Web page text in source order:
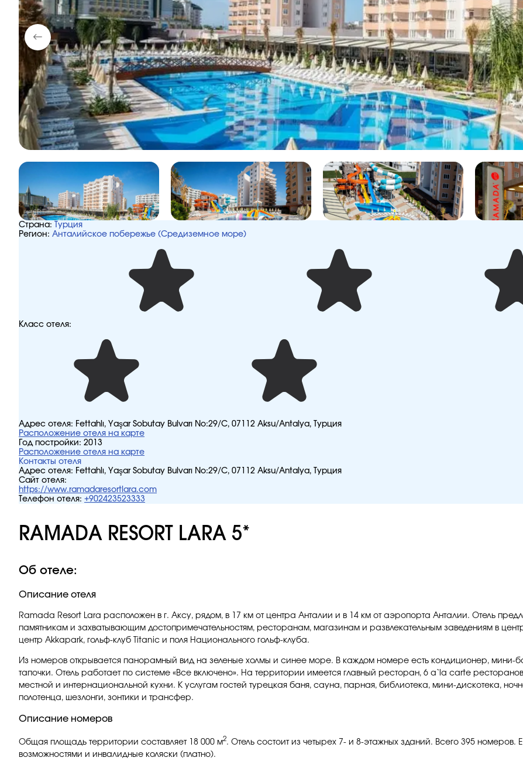
Страна:
Турция
Регион: Анталийское побережье (Средиземное море)
Класс отеля:
Адрес отеля: Fettahlı, Yaşar Sobutay Bulvarı No:29/C, 07112 Aksu/Antalya, Турция
Расположение отеля на карте
Год постройки: 2013
Расположение отеля на карте
Контакты отеля
Адрес отеля: Fettahlı, Yaşar Sobutay Bulvarı No:29/C, 07112 Aksu/Antalya, Турция
Сайт отеля:
https://www.ramadaresortlara.com
Телефон отеля: +902423523333
RAMADA RESORT LARA 5*
Об отеле:
Описание отеля
Ramada Resort Lara расположен в г. Аксу, рядом, в 17 км от центра Анталии и в 14 км от аэропорта Анталии. Отель
памятникам и захватывающим достопримечательностям, ресторанам, магазинам и развлекательным заведениям в
центр Akkapark, гольф-клуб Titanic и поля Национального гольф-клуба.
Из номеров открывается панорамный вид на зеленые холмы и синее море. В каждом номере есть кондиционер, мини-
тапочки. Отель работает по системе «Все включено». На территории имеется главный ресторан, 6 a`la carte
местной и интернациональной кухни. К услугам гостей турецкая баня, сауна, парная, библиотека, мини-дискотека,
полотенца, шезлонги, зонтики и трансфер.
Описание номеров
Общая площадь территории составляет 18 000 м2. Отель состоит из четырех 7- и 8-этажных зданий. Всего 395
возможностями и инвалидные коляски (платно).